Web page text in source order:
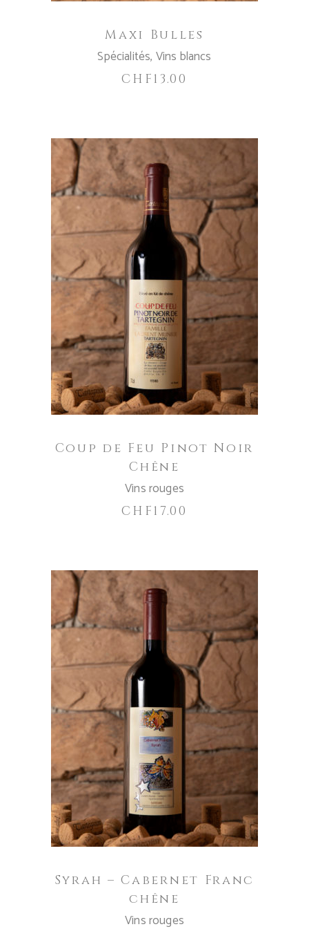
Maxi Bulles
Spécialités, Vins blancs
CHF13.00
AJOUTER AU PANIER
Coup de Feu Pinot Noir
Chêne
Vins rouges
CHF17.00
AJOUTER AU PANIER
Syrah – Cabernet Franc
chêne
Vins rouges